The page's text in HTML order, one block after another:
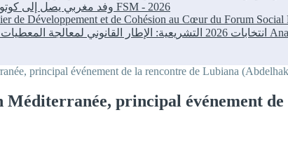
FSM - 2026
de Développement et de Cohésion au Cœur du Forum
principal événement de la rencontre de Lubiana
Méditerranée, principal événement